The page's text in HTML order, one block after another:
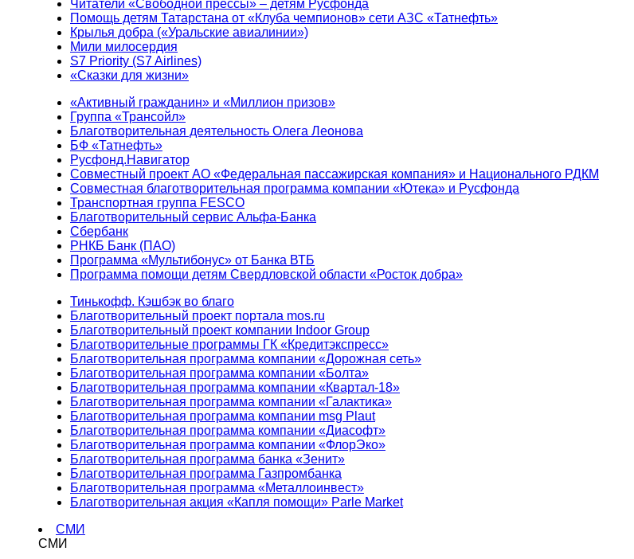
Читатели «Свободной прессы» – детям Русфонда
Помощь детям Татарстана от «Клуба чемпионов» сети АЗС «Татнефть»
Крылья добра («Уральские авиалинии»)
Мили милосердия
S7 Priority (S7 Airlines)
«Сказки для жизни»
«Активный гражданин» и «Миллион призов»
Группа «Трансойл»
Благотворительная деятельность Олега Леонова
БФ «Татнефть»
Русфонд.Навигатор
Совместный проект АО «Федеральная пассажирская компания» и Национального РДКМ
Совместная благотворительная программа компании «Ютека» и Русфонда
Транспортная группа FESCO
Благотворительный сервис Альфа-Банка
Сбербанк
РНКБ Банк (ПАО)
Программа «Мультибонус» от Банка ВТБ
Программа помощи детям Свердловской области «Росток добра»
Тинькофф. Кэшбэк во благо
Благотворительный проект портала mos.ru
Благотворительный проект компании Indoor Group
Благотворительные программы ГК «Кредитэкспресс»
Благотворительная программа компании «Дорожная сеть»
Благотворительная программа компании «Болта»
Благотворительная программа компании «Квартал-18»
Благотворительная программа компании «Галактика»
Благотворительная программа компании msg Plaut
Благотворительная программа компании «Диасофт»
Благотворительная программа компании «ФлорЭко»
Благотворительная программа банка «Зенит»
Благотворительная программа Газпромбанка
Благотворительная программа «Металлоинвест»
Благотворительная акция «Капля помощи» Parle Market
СМИ
СМИ